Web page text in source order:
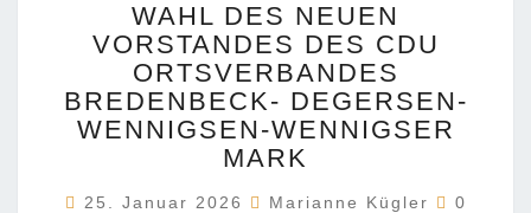
DES
NEUEN
VORSTANDES
DES
CDU
ORTSVERBANDES
BREDENBECK-
DEGERSEN-
WAHL DES NEUEN
VORSTANDES DES CDU
ORTSVERBANDES
BREDENBECK- DEGERSEN-
WENNIGSEN-WENNIGSER
MARK
25. Januar 2026 Marianne Kügler
0